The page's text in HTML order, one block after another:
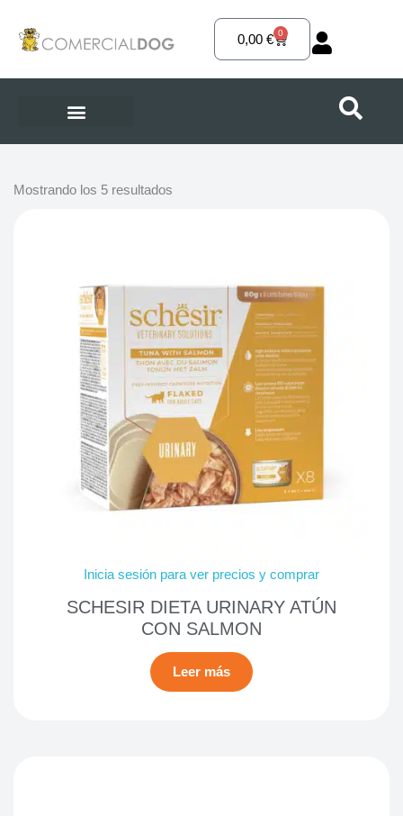
contenido
0,00€ 0
Carrito
Mostrando los 5 resultados
Inicia sesión para ver precios y comprar
SCHESIR DIETA URINARY ATÚN
CON SALMON
Leer más